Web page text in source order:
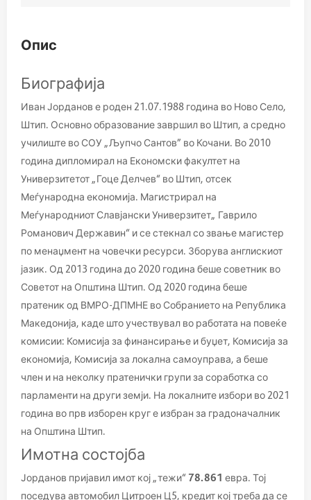
Опис
Биографија
Иван Јорданов е роден 21.07.1988 година во Ново Село,
Штип. Основно образование завршил во Штип, а средно
училиште во СОУ „Љупчо Сантов” во Кочани. Во 2010
година дипломирал на Економски факултет на
Универзитетот „Гоце Делчев“ во Штип, отсек
Меѓународна економија. Магистрирал на
Меѓународниот Славјански Универзитет„ Гаврило
Романович Державин“ и се стекнал со звање магистер
по менаџмент на човечки ресурси. Зборува англискиот
јазик. Од 2013 година до 2020 година беше советник во
Советот на Општина Штип. Од 2020 година беше
пратеник од ВМРО-ДПМНЕ во Собранието на Република
Македонија, каде што учествувал во работата на повеќе
комисии: Комисија за финансирање и буџет, Комисија за
економија, Комисија за локална самоуправа, а беше
член и на неколку пратенички групи за соработка со
парламенти на други земји. На локалните избори во 2021
година во прв изборен круг е избран за градоначалник
на Општина Штип.
Имотна состојба
Јорданов пријавил имот кој „тежи“ 78.861 евра. Тој
поседува автомобил Цитроен Ц5, кредит кој треба да се